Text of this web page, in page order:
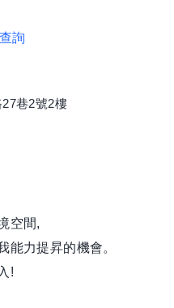
詢
巷2號2樓
空間,
能力提昇的機會。
!